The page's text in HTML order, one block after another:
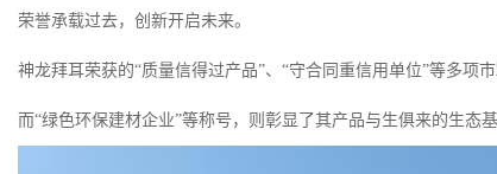
荣誉承载过去，创新开启未来。
神龙拜耳荣获的“质量信得过产品”、“守合同重信用单位”等多项
而“绿色环保建材企业”等称号，则彰显了其产品与生俱来的生态基